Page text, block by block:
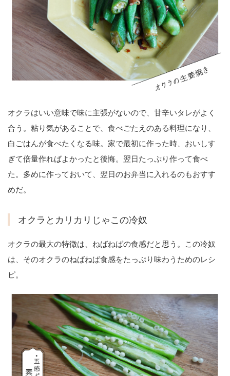
オクラはいい意味で味に主張がないので、甘辛いタレがよく
合う。粘り気があることで、食べごたえのある料理になり、
白ごはんが食べたくなる味。家で最初に作った時、おいしす
ぎて倍量作ればよかったと後悔。翌日たっぷり作って食べ
た。多めに作っておいて、翌日のお弁当に入れるのもおすす
めだ。
オクラとカリカリじゃこの冷奴
オクラの最大の特徴は、ねばねばの食感だと思う。この冷奴
は、そのオクラのねばねば食感をたっぷり味わうためのレシ
ピ。